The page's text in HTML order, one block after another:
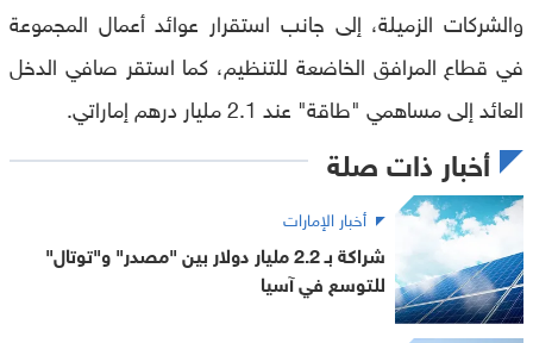
والشركات الزميلة، إلى جانب استقرار عوائد أعمال المجموعة
في قطاع المرافق الخاضعة للتنظيم، كما استقر صافي الدخل
العائد إلى مساهمي "طاقة" عند 2.1 مليار درهم إماراتي.
أخبار ذات صلة
أخبار الإمارات
شراكة بـ 2.2 مليار دولار بين "مصدر" و"توتال"
للتوسع في آسيا